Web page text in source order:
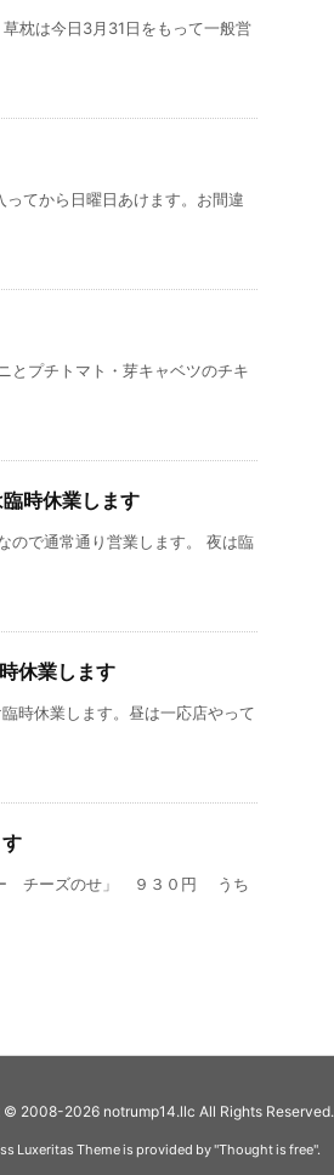
枕は今日3月31日をもって一般営
てから日曜日あけます。お間違
とプチトマト・芽キャベツのチキ
時休業します
ので通常通り営業します。 夜は臨
休業します
時休業します。昼は一応店やって
ー チーズのせ」 ９３０円 うち
© 2008-2026 notrump14.llc All Rights Reserved.
Luxeritas Theme is provided by "Thought is free".